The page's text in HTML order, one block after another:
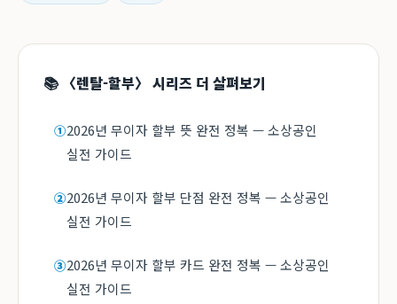
📚 〈렌탈-할부〉 시리즈 더 살펴보기
①2026년 무이자 할부 뜻 완전 정복 — 소상공인
실전 가이드
②2026년 무이자 할부 단점 완전 정복 — 소상공인
실전 가이드
③2026년 무이자 할부 카드 완전 정복 — 소상공인
실전 가이드